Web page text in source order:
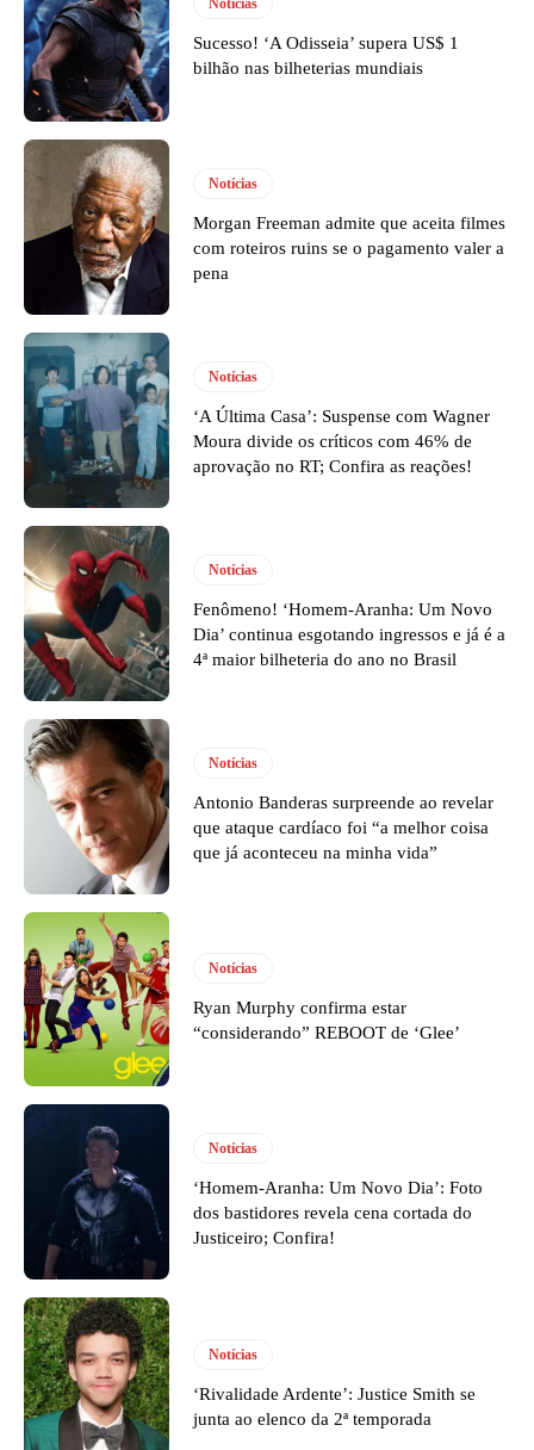
Sucesso! ‘A Odisseia’ supera US$ 1
bilhão nas bilheterias mundiais
Notícias
Morgan Freeman admite que aceita filmes
com roteiros ruins se o pagamento valer a
pena
Notícias
‘A Última Casa’: Suspense com Wagner
Moura divide os críticos com 46% de
aprovação no RT; Confira as reações!
Notícias
Fenômeno! ‘Homem-Aranha: Um Novo
Dia’ continua esgotando ingressos e já é a
4ª maior bilheteria do ano no Brasil
Notícias
Antonio Banderas surpreende ao revelar
que ataque cardíaco foi “a melhor coisa
que já aconteceu na minha vida”
Notícias
Ryan Murphy confirma estar
“considerando” REBOOT de ‘Glee’
Notícias
‘Homem-Aranha: Um Novo Dia’: Foto
dos bastidores revela cena cortada do
Justiceiro; Confira!
Notícias
‘Rivalidade Ardente’: Justice Smith se
junta ao elenco da 2ª temporada